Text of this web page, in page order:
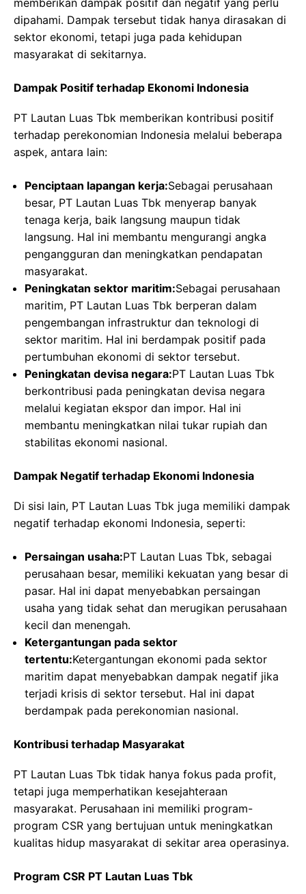
memberikan dampak positif dan negatif yang perlu
dipahami. Dampak tersebut tidak hanya dirasakan di
sektor ekonomi, tetapi juga pada kehidupan
masyarakat di sekitarnya.
Dampak Positif terhadap Ekonomi Indonesia
PT Lautan Luas Tbk memberikan kontribusi positif
terhadap perekonomian Indonesia melalui beberapa
aspek, antara lain:
Penciptaan lapangan kerja:Sebagai perusahaan
besar, PT Lautan Luas Tbk menyerap banyak
tenaga kerja, baik langsung maupun tidak
langsung. Hal ini membantu mengurangi angka
pengangguran dan meningkatkan pendapatan
masyarakat.
Peningkatan sektor maritim:Sebagai perusahaan
maritim, PT Lautan Luas Tbk berperan dalam
pengembangan infrastruktur dan teknologi di
sektor maritim. Hal ini berdampak positif pada
pertumbuhan ekonomi di sektor tersebut.
Peningkatan devisa negara:PT Lautan Luas Tbk
berkontribusi pada peningkatan devisa negara
melalui kegiatan ekspor dan impor. Hal ini
membantu meningkatkan nilai tukar rupiah dan
stabilitas ekonomi nasional.
Dampak Negatif terhadap Ekonomi Indonesia
Di sisi lain, PT Lautan Luas Tbk juga memiliki dampak
negatif terhadap ekonomi Indonesia, seperti:
Persaingan usaha:PT Lautan Luas Tbk, sebagai
perusahaan besar, memiliki kekuatan yang besar di
pasar. Hal ini dapat menyebabkan persaingan
usaha yang tidak sehat dan merugikan perusahaan
kecil dan menengah.
Ketergantungan pada sektor
tertentu:Ketergantungan ekonomi pada sektor
maritim dapat menyebabkan dampak negatif jika
terjadi krisis di sektor tersebut. Hal ini dapat
berdampak pada perekonomian nasional.
Kontribusi terhadap Masyarakat
PT Lautan Luas Tbk tidak hanya fokus pada profit,
tetapi juga memperhatikan kesejahteraan
masyarakat. Perusahaan ini memiliki program-
program CSR yang bertujuan untuk meningkatkan
kualitas hidup masyarakat di sekitar area operasinya.
Program CSR PT Lautan Luas Tbk